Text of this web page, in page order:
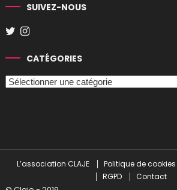
SUIVEZ-NOUS
CATÉGORIES
Catégories
L’association CLAJE Politique de cookies
RGPD
Contact